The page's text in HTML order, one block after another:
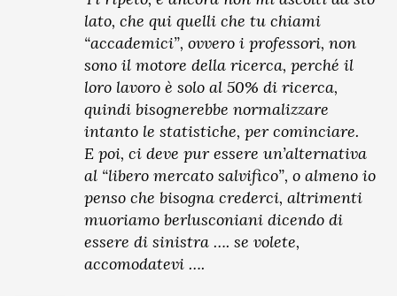
lato, che qui quelli che tu chiami
“accademici”, ovvero i professori, non
sono il motore della ricerca, perché il
loro lavoro è solo al 50% di ricerca,
quindi bisognerebbe normalizzare
intanto le statistiche, per cominciare.
E poi, ci deve pur essere un’alternativa
al “libero mercato salvifico”, o almeno io
penso che bisogna crederci, altrimenti
muoriamo berlusconiani dicendo di
essere di sinistra …. se volete,
accomodatevi ….